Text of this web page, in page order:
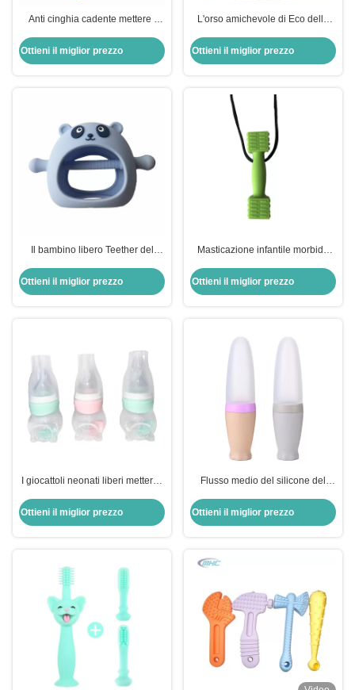
Anti cinghia cadente mettere i
Safety del polso del bambino
Ottieni il miglior prezzo
L'orso amichevole di Eco dello
silicone del bambino di 360
Ottieni il miglior prezzo
Il bambino libero Teether del
Shape Food Grade Customized
Ottieni il miglior prezzo
Masticazione infantile morbida
di Teether del bambino del
silicone di forma del martello
Ottieni il miglior prezzo
I giocattoli neonati liberi mettere i
della bottiglia scorrono su misura
Ottieni il miglior prezzo
Flusso medio del silicone del
bambino di Teether del biberon
libero del cucchiaio
Ottieni il miglior prezzo